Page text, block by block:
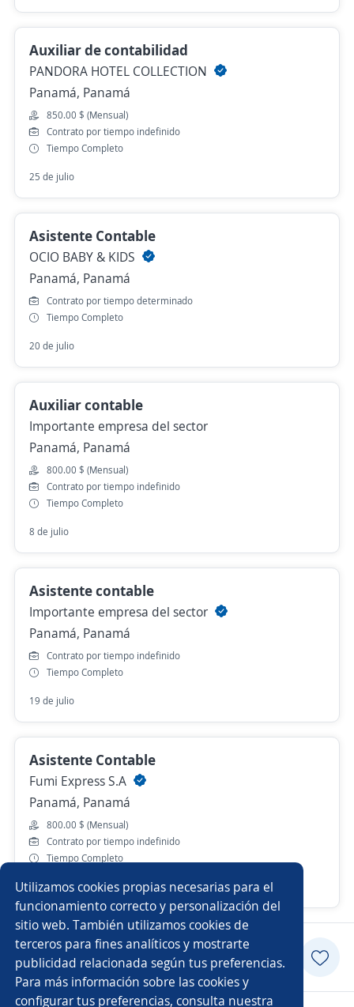
Utilizamos cookies propias necesarias para el
funcionamiento correcto y personalización del
sitio web. También utilizamos cookies de
terceros para fines analíticos y mostrarte
publicidad relacionada según tus preferencias.
Para más información sobre las cookies y
configurar tus preferencias, consulta nuestra
Auxiliar de contabilidad
PANDORA HOTEL COLLECTION
Panamá, Panamá
850.00 $ (Mensual)
Contrato por tiempo indefinido
Tiempo Completo
25 de julio
Asistente Contable
OCIO BABY & KIDS
Panamá, Panamá
Contrato por tiempo determinado
Tiempo Completo
20 de julio
Auxiliar contable
Importante empresa del sector
Panamá, Panamá
800.00 $ (Mensual)
Contrato por tiempo indefinido
Tiempo Completo
8 de julio
Asistente contable
Importante empresa del sector
Panamá, Panamá
Contrato por tiempo indefinido
Tiempo Completo
19 de julio
Asistente Contable
Fumi Express S.A
Panamá, Panamá
800.00 $ (Mensual)
Contrato por tiempo indefinido
Tiempo Completo
Hace 3 días
Postularme